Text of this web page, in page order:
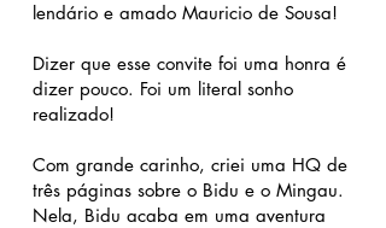
lendário e amado Mauricio de Sousa!
Dizer que esse convite foi uma honra é
dizer pouco. Foi um literal sonho
realizado!
Com grande carinho, criei uma HQ de
três páginas sobre o Bidu e o Mingau.
Nela, Bidu acaba em uma aventura